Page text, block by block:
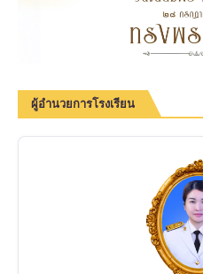
ผู้อำนวยการโรงเรียน